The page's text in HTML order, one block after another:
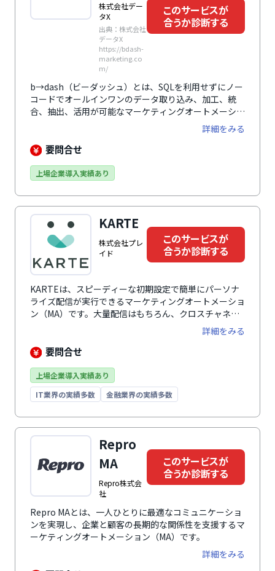
株式会社デー
タX
出典：株式会社
データX
https://bdash-
marketing.co
m/
このサービスが
合うか診断する
b→dash（ビーダッシュ）とは、SQLを利用せずにノー
コードでオールインワンのデータ取り込み、加工、統
合、抽出、活用が可能なマーケティングオートメーショ
ン（MA）です。110を超える業種の13万テーブル分の
統合ナレッジをGUIに昇華させた技術のデータパレット
が特徴です。Webサイト上の行動履歴や企業が持つ顧客
情報や天気の情報までもを取込み、関連付けることで多
イトを導き出し、最適なマーケティングが可能となりま
す。サイトに訪れた顧客の行動情報をもとに、適切なタ
イミングでバナーを表示しクーポンを配布したり、告知
するなどのアプローチも可能です。
詳細をみる
要問合せ
上場企業導入実績あり
KARTE
株式会社プレ
イド
このサービスが
合うか診断する
KARTEは、スピーディーな初期設定で簡単にパーソナ
ライズ配信が実行できるマーケティングオートメーショ
ン（MA）です。大量配信はもちろん、クロスチャネル
詳細をみる
要問合せ
上場企業導入実績あり
IT業界の実績多数
金融業界の実績多数
Repro
MA
Repro株式会
社
このサービスが
合うか診断する
Repro MAとは、一人ひとりに最適なコミュニケーショ
ンを実現し、企業と顧客の長期的な関係性を支援するマ
ーケティングオートメーション（MA）です。
詳細をみる